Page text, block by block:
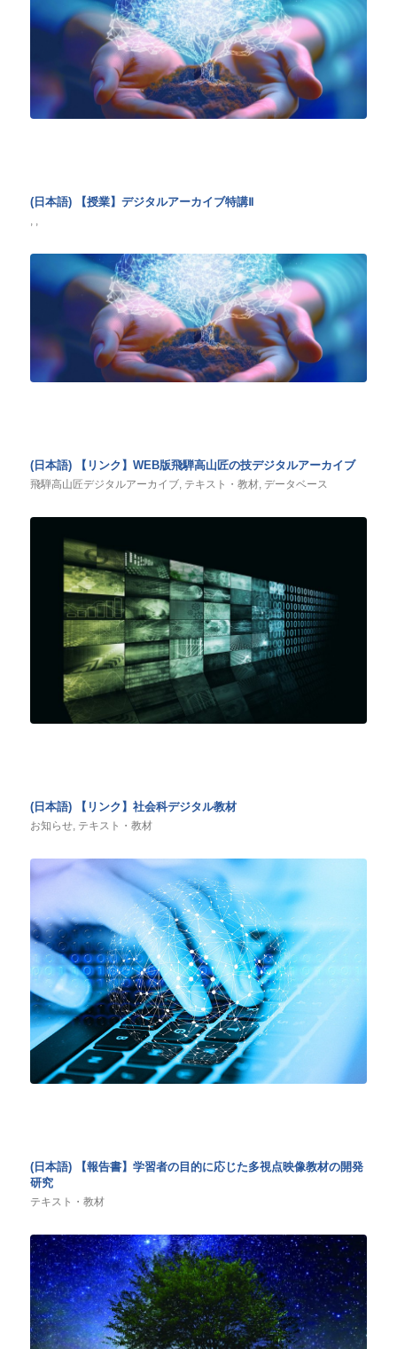
(日本語) 【授業】デジタルアーカイブ特講Ⅱ
, ,
(日本語) 【リンク】WEB版飛騨高山匠の技デジタルアーカイブ
飛騨高山匠デジタルアーカイブ, テキスト・教材, データベース
(日本語) 【リンク】社会科デジタル教材
お知らせ, テキスト・教材
(日本語) 【報告書】学習者の目的に応じた多視点映像教材の開発
研究
テキスト・教材